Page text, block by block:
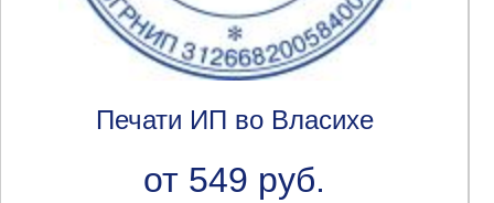
Печати ИП во Власихе
от 549 руб.